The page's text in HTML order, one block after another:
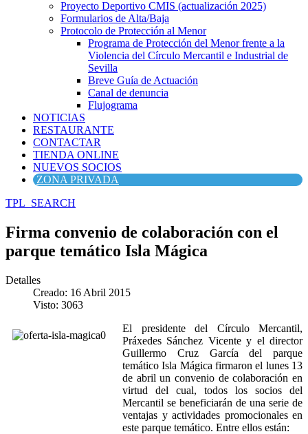
Proyecto Deportivo CMIS (actualización 2025)
Formularios de Alta/Baja
Protocolo de Protección al Menor
Programa de Protección del Menor frente a la
Violencia del Círculo Mercantil e Industrial de
Sevilla
Breve Guía de Actuación
Canal de denuncia
Flujograma
NOTICIAS
RESTAURANTE
CONTACTAR
TIENDA ONLINE
NUEVOS SOCIOS
ZONA PRIVADA
TPL_SEARCH
Firma convenio de colaboración con el
parque temático Isla Mágica
Detalles
Creado: 16 Abril 2015
Visto: 3063
El presidente del Círculo Mercantil,
Práxedes Sánchez Vicente y el director
Guillermo Cruz García del parque
temático Isla Mágica firmaron el lunes 13
de abril un convenio de colaboración en
virtud del cual, todos los socios del
Mercantil se beneficiarán de una serie de
ventajas y actividades promocionales en
este parque temático. Entre ellos están: